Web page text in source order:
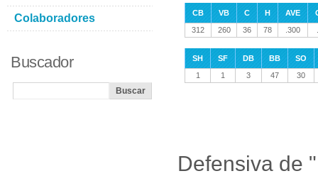
CB VB C H AVE
312
260 36 78 .300
SH SF DB BB
SO
1
1 3 47 30
Defensiva de
Colaboradores
Buscador